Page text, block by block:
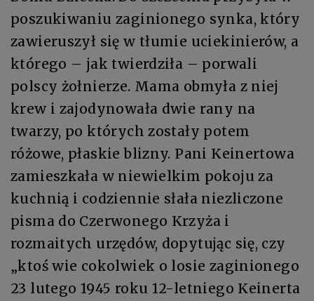
poszukiwaniu zaginionego synka, który
zawieruszył się w tłumie uciekinierów, a
którego – jak twierdziła – porwali
polscy żołnierze. Mama obmyła z niej
krew i zajodynowała dwie rany na
twarzy, po których zostały potem
różowe, płaskie blizny. Pani Keinertowa
zamieszkała w niewielkim pokoju za
kuchnią i codziennie słała niezliczone
pisma do Czerwonego Krzyża i
rozmaitych urzędów, dopytując się, czy
„ktoś wie cokolwiek o losie zaginionego
23 lutego 1945 roku 12-letniego Keinerta